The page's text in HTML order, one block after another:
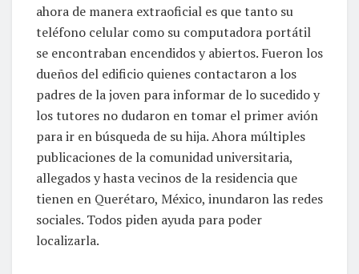
ahora de manera extraoficial es que tanto su
teléfono celular como su computadora portátil
se encontraban encendidos y abiertos. Fueron los
dueños del edificio quienes contactaron a los
padres de la joven para informar de lo sucedido y
los tutores no dudaron en tomar el primer avión
para ir en búsqueda de su hija. Ahora múltiples
publicaciones de la comunidad universitaria,
allegados y hasta vecinos de la residencia que
tienen en Querétaro, México, inundaron las redes
sociales. Todos piden ayuda para poder
localizarla.